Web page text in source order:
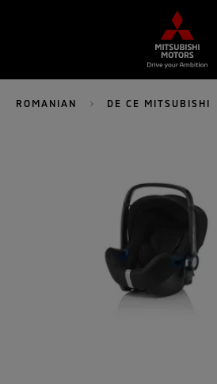
ROMANIAN DE CE MITSUBISHI